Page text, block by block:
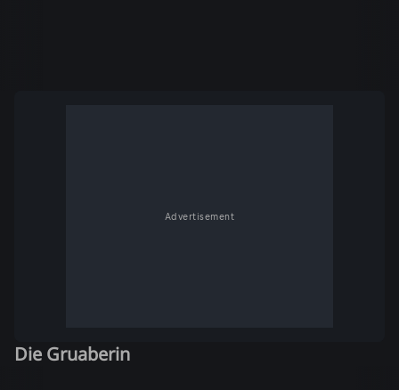
Advertisement
Die Gruaberin